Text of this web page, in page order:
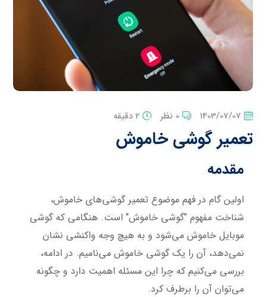
1403/07/07 0 نظر 2 دقیقه
تعمیر گوشی خاموش
مقدمه
اولین گام در فهم موضوع تعمیر گوشی‌های خاموش،
شناخت مفهوم "گوشی خاموش" است. هنگامی که گوشی‌
موبایل خاموش می‌شود و به هیچ وجه واکنشی نشان
نمی‌دهد، آن را یک گوشی خاموش می‌نامیم. در ادامه،
بررسی می‌کنیم که چرا این مسئله اهمیت دارد و چگونه
می‌توان آن را برطرف کرد.